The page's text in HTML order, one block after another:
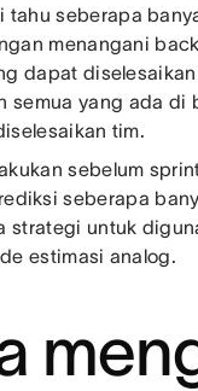
tahu seberapa
menangani
dapat
semua yang ada di
tim.
sebelum
seberapa
strategi untuk
estimasi analog.